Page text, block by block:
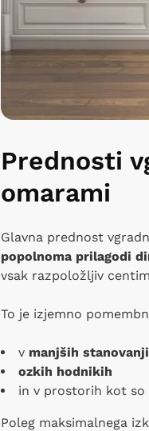
Prednosti
omarami
Glavna prednost
popolnoma prilagodi
vsak razpoložljiv
To je izjemno
v manjših
ozkih hodnikih
in v prostorih kot so
Poleg maksimalnega